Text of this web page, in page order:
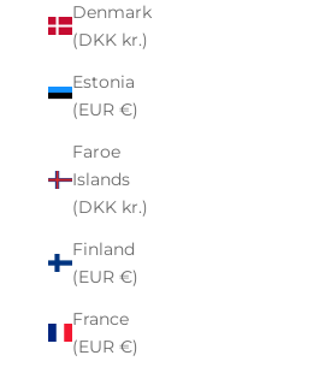
Denmark
(DKK kr.)
Estonia
(EUR €)
Faroe
Islands
(DKK kr.)
Finland
(EUR €)
France
(EUR €)